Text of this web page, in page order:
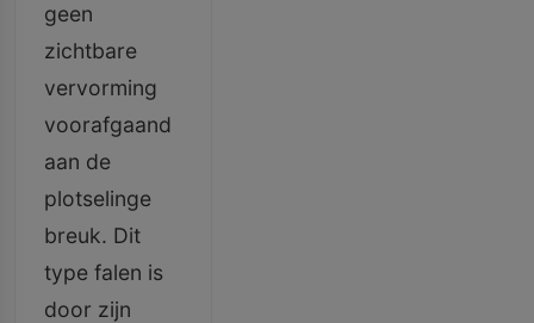
geen
zichtbare
vervorming
voorafgaand
aan de
plotselinge
breuk. Dit
type falen is
door zijn